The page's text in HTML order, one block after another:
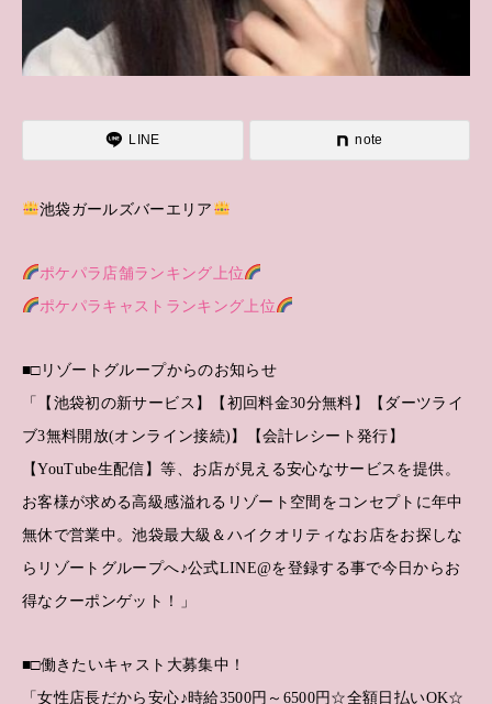
LINE note
池袋ガールズバーエリア
ポケパラ店舗ランキング上位
ポケパラキャストランキング上位
■□リゾートグループからのお知らせ
「【池袋初の新サービス】【初回料金30分無料】【ダーツライ
ブ3無料開放(オンライン接続)】【会計レシート発行】
【YouTube生配信】等、お店が見える安心なサービスを提供。
お客様が求める高級感溢れるリゾート空間をコンセプトに年中
無休で営業中。池袋最大級＆ハイクオリティなお店をお探しな
らリゾートグループへ♪公式LINE@を登録する事で今日からお
得なクーポンゲット！」
■□働きたいキャスト大募集中！
「女性店長だから安心♪時給3500円～6500円☆全額日払いOK☆